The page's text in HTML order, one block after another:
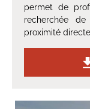
permet de
recherchée
proximité